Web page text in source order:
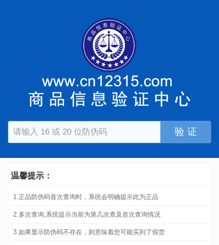
验 证
温馨提示：
1.正品防伪码首次查询时，系统会明确提示此为正品
2.多次查询,系统提示当前为第几次查及首次查询情况
3.如果显示防伪码不存在，则意味着您可能买到了假货